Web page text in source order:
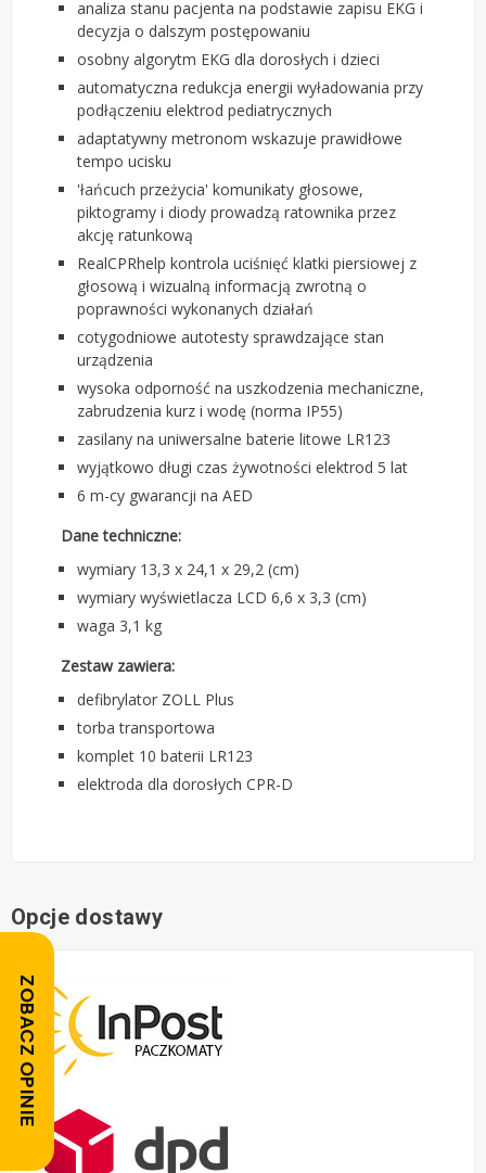
analiza stanu pacjenta na podstawie zapisu EKG i
decyzja o dalszym postępowaniu
osobny algorytm EKG dla dorosłych i dzieci
automatyczna redukcja energii wyładowania przy
podłączeniu elektrod pediatrycznych
adaptatywny metronom wskazuje prawidłowe
tempo ucisku
'łańcuch przeżycia' komunikaty głosowe,
piktogramy i diody prowadzą ratownika przez
akcję ratunkową
RealCPRhelp kontrola uciśnięć klatki piersiowej z
głosową i wizualną informacją zwrotną o
poprawności wykonanych działań
cotygodniowe autotesty sprawdzające stan
urządzenia
wysoka odporność na uszkodzenia mechaniczne,
zabrudzenia kurz i wodę (norma IP55)
zasilany na uniwersalne baterie litowe LR123
wyjątkowo długi czas żywotności elektrod 5 lat
6 m-cy gwarancji na AED
Dane techniczne:
wymiary 13,3 x 24,1 x 29,2 (cm)
wymiary wyświetlacza LCD 6,6 x 3,3 (cm)
waga 3,1 kg
Zestaw zawiera:
defibrylator ZOLL Plus
torba transportowa
komplet 10 baterii LR123
elektroda dla dorosłych CPR-D
Opcje dostawy
ZOBACZ OPINIE